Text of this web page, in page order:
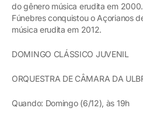
do gênero música erudita em
Fúnebres conquistou o Açorianos
música erudita em 2012.
DOMINGO CLÁSSICO JUVENIL
ORQUESTRA DE CÂMARA DA
Quando: Domingo (6/12), às 19h